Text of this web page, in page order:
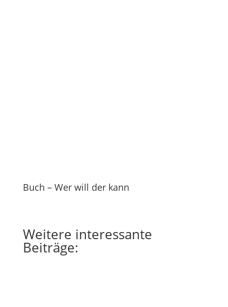
Buch – Wer will der kann
Weitere interessante
Beiträge: